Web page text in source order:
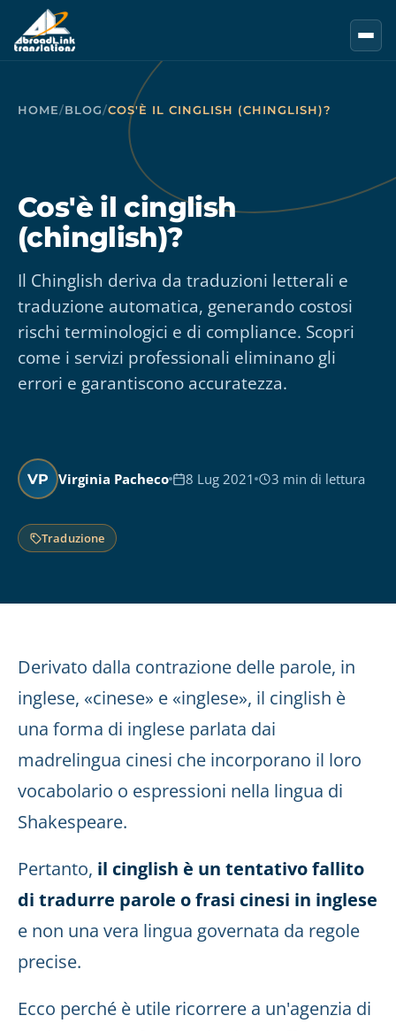
Vai al contenuto principale
HOME/BLOG/COS'È IL CINGLISH (CHINGLISH)?
Cos'è il cinglish
(chinglish)?
Il Chinglish deriva da traduzioni letterali e
traduzione automatica, generando costosi
rischi terminologici e di compliance. Scopri
come i servizi professionali eliminano gli
errori e garantiscono accuratezza.
VP Virginia Pacheco 8 Lug 2021 3 min di lettura
Traduzione
Derivato dalla contrazione delle parole, in
inglese, «cinese» e «inglese», il cinglish è
una forma di inglese parlata dai
madrelingua cinesi che incorporano il loro
vocabolario o espressioni nella lingua di
Shakespeare.
Pertanto, il cinglish è un tentativo fallito
di tradurre parole o frasi cinesi in inglese
e non una vera lingua governata da regole
precise.
Ecco perché è utile ricorrere a un'agenzia di